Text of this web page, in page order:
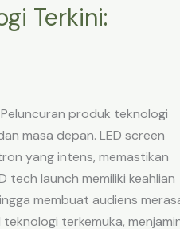
Terkini:
produk teknologi
masa depan. LED screen
yang intens, memastikan
tech launch memiliki keahlian
membuat audiens
terkemuka,